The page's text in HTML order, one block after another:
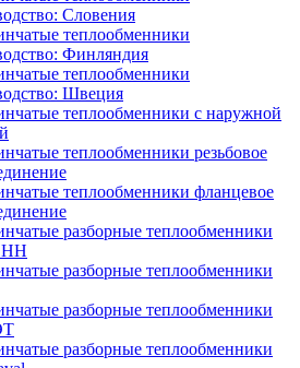
Словения
теплообменники
Финляндия
теплообменники
Швеция
теплообменники с наружной
теплообменники резьбовое
теплообменники фланцевое
разборные теплообменники
НН
разборные теплообменники
разборные теплообменники
разборные теплообменники